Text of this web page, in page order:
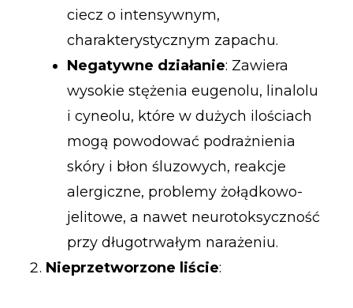
ciecz o intensywnym,
charakterystycznym zapachu.
Negatywne działanie: Zawiera
wysokie stężenia eugenolu, linalolu
i cyneolu, które w dużych ilościach
mogą powodować podrażnienia
skóry i błon śluzowych, reakcje
alergiczne, problemy żołądkowo-
jelitowe, a nawet neurotoksyczność
przy długotrwałym narażeniu.
Nieprzetworzone liście: